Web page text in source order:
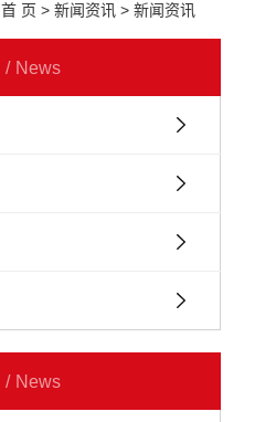
首 页 > 新闻资讯 > 新闻资讯
News
News